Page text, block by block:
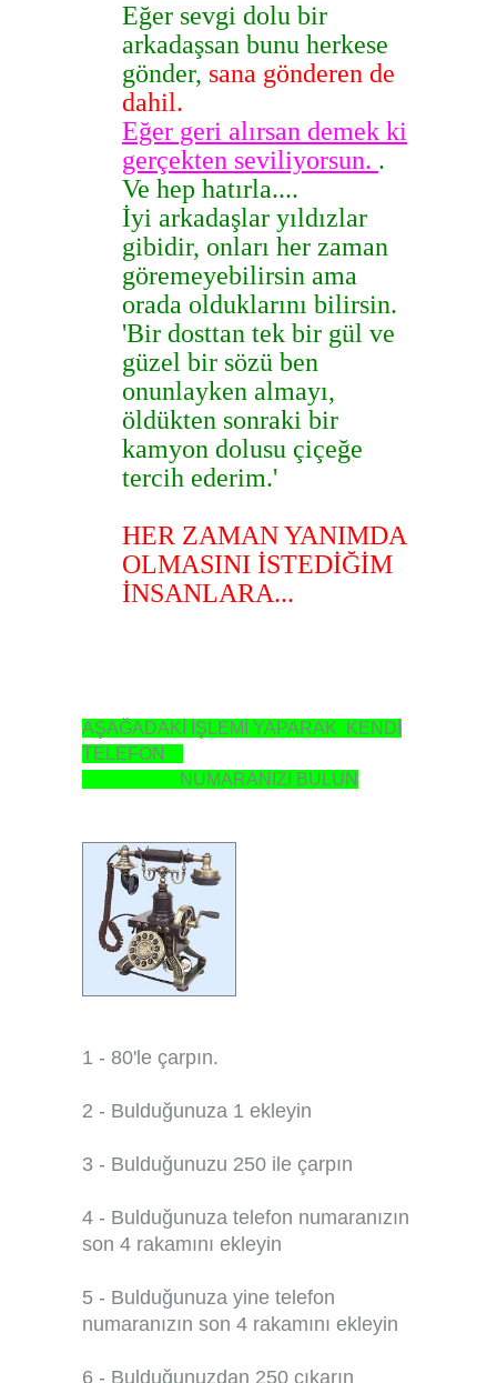
Eğer sevgi dolu bir
arkadaşsan bunu herkese
gönder, sana gönderen de
dahil.
Eğer geri alırsan demek ki
gerçekten seviliyorsun. .
Ve hep hatırla....
İyi arkadaşlar yıldızlar
gibidir, onları her zaman
göremeyebilirsin ama
orada olduklarını bilirsin.
'Bir dosttan tek bir gül ve
güzel bir sözü ben
onunlayken almayı,
öldükten sonraki bir
kamyon dolusu çiçeğe
tercih ederim.'
HER ZAMAN YANIMDA
OLMASINI İSTEDİĞİM
İNSANLARA...
AŞAĞADAKİ İŞLEMİ YAPARAK KENDİ
TELEFON
NUMARANIZI BULUN
1 - 80'le çarpın.
2 - Bulduğunuza 1 ekleyin
3 - Bulduğunuzu 250 ile çarpın
4 - Bulduğunuza telefon numaranızın
son 4 rakamını ekleyin
5 - Bulduğunuza yine telefon
numaranızın son 4 rakamını ekleyin
6 - Bulduğunuzdan 250 çıkarın